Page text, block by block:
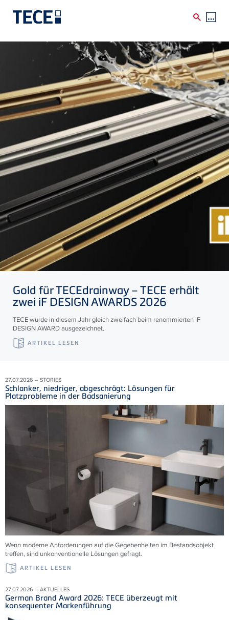
Direkt zum Inhalt
Gold fürTECEdrainway –TECE erhält
zwei iF DESIGN AWARDS 2026
TECE wurde in diesem Jahr gleich zweifach beim renommierten iF
DESIGN AWARD ausgezeichnet.
ARTIKEL LESEN
27.07.2026 – STORIES
Schlanker, niedriger, abgeschrägt: Lösungen für
Platzprobleme in der Badsanierung
Wenn moderne Anforderungen auf die Gegebenheiten im Bestandsobjekt
treffen, sind unkonventionelle Lösungen gefragt.
ARTIKEL LESEN
27.07.2026 – AKTUELLES
German Brand Award 2026: TECE überzeugt mit
konsequenter Markenführung